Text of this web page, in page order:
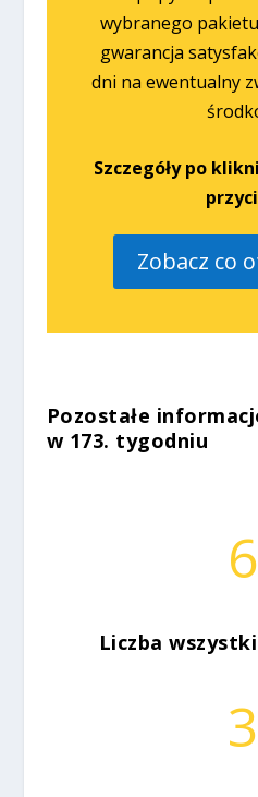
wybranego
gwarancja
dni na ewentualny
Szczegóły po
Zobacz co
Pozostałe
w 173. tygodniu
6
Liczba
3